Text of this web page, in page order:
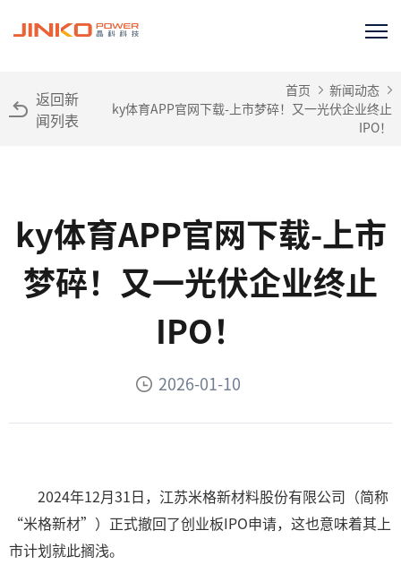
返回新
闻列表
首页
新闻动态
ky体育APP官网下载-上市梦碎！又一光伏企业终止
IPO！
ky体育APP官网下载-上市
梦碎！又一光伏企业终止
IPO！
2026-01-10
2024年12月31日，江苏米格新材料股份有限公司（简称
“米格新材”）正式撤回了创业板IPO申请，这也意味着其上
市计划就此搁浅。